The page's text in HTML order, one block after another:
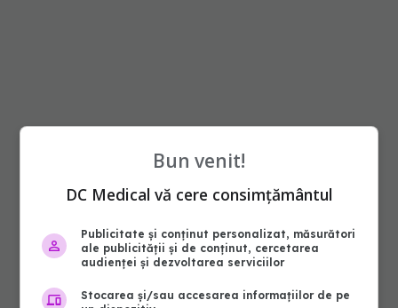
Bun venit!
DC Medical vă cere consimțământul
Publicitate și conținut personalizat, măsurători
ale publicității și de conținut, cercetarea
audienței și dezvoltarea serviciilor
Stocarea și/sau accesarea informațiilor de pe